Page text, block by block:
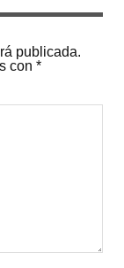
publicada.
con *